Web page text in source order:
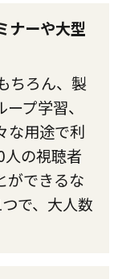
ナーや大型
ちろん、製
プ学習、
な用途で利
の視聴者
ができるな
で、大人数